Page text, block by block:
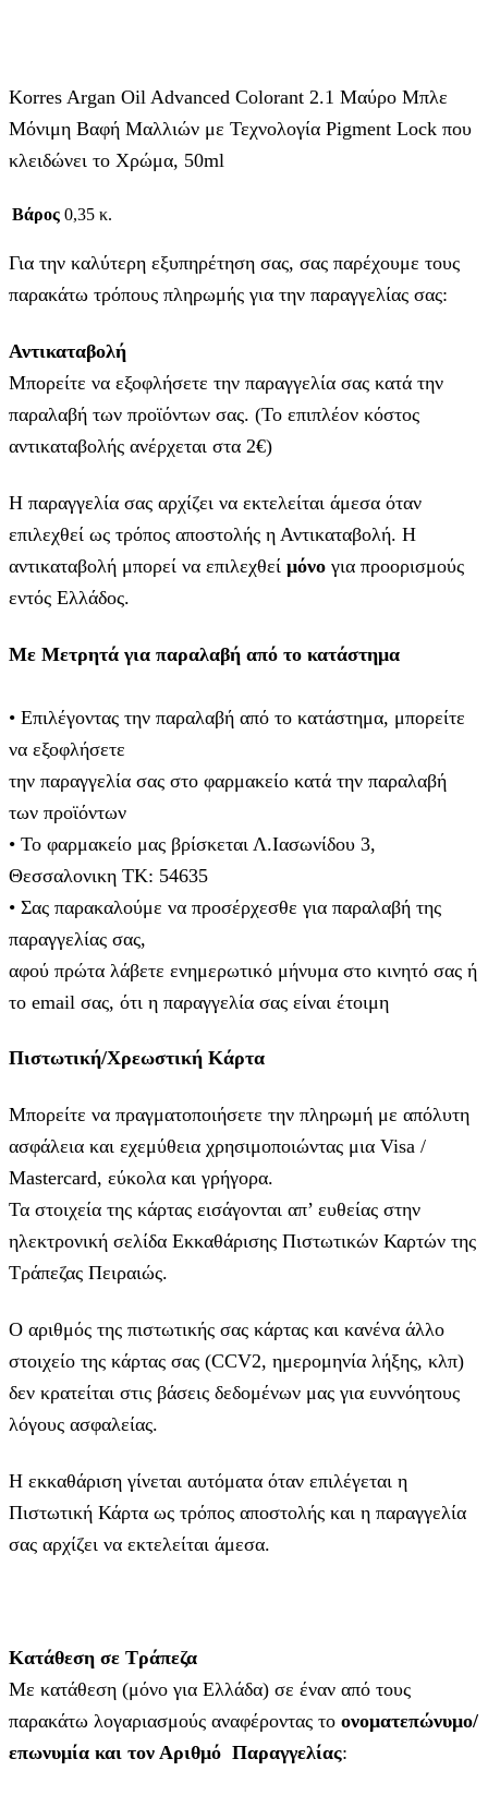
Korres Argan Oil Advanced Colorant 2.1 Μαύρο Μπλε
Μόνιμη Βαφή Μαλλιών με Τεχνολογία Pigment Lock που
κλειδώνει το Χρώμα, 50ml
Βάρος 0,35 κ.
Για την καλύτερη εξυπηρέτηση σας, σας παρέχουμε τους
παρακάτω τρόπους πληρωμής για την παραγγελίας σας:
Αντικαταβολή
Μπορείτε να εξοφλήσετε την παραγγελία σας κατά την
παραλαβή των προϊόντων σας. (Το επιπλέον κόστος
αντικαταβολής ανέρχεται στα 2€)
Η παραγγελία σας αρχίζει να εκτελείται άμεσα όταν
επιλεχθεί ως τρόπος αποστολής η Αντικαταβολή. Η
αντικαταβολή μπορεί να επιλεχθεί μόνο για προορισμούς
εντός Ελλάδος.
Με Μετρητά για παραλαβή από το κατάστημα
• Επιλέγοντας την παραλαβή από το κατάστημα, μπορείτε
να εξοφλήσετε
την παραγγελία σας στο φαρμακείο κατά την παραλαβή
των προϊόντων
• Το φαρμακείο μας βρίσκεται Λ.Ιασωνίδου 3,
Θεσσαλονικη ΤΚ: 54635
• Σας παρακαλούμε να προσέρχεσθε για παραλαβή της
παραγγελίας σας,
αφού πρώτα λάβετε ενημερωτικό μήνυμα στο κινητό σας ή
το email σας, ότι η παραγγελία σας είναι έτοιμη
Πιστωτική/Χρεωστική Κάρτα
Μπορείτε να πραγματοποιήσετε την πληρωμή με απόλυτη
ασφάλεια και εχεμύθεια χρησιμοποιώντας μια Visa /
Mastercard, εύκολα και γρήγορα.
Τα στοιχεία της κάρτας εισάγoνται απ’ ευθείας στην
ηλεκτρονική σελίδα Εκκαθάρισης Πιστωτικών Καρτών της
Τράπεζας Πειραιώς.
Ο αριθμός της πιστωτικής σας κάρτας και κανένα άλλο
στοιχείο της κάρτας σας (CCV2, ημερομηνία λήξης, κλπ)
δεν κρατείται στις βάσεις δεδομένων μας για ευννόητους
λόγους ασφαλείας.
Η εκκαθάριση γίνεται αυτόματα όταν επιλέγεται η
Πιστωτική Κάρτα ως τρόπος αποστολής και η παραγγελία
σας αρχίζει να εκτελείται άμεσα.
Κατάθεση σε Τράπεζα
Με κατάθεση (μόνο για Ελλάδα) σε έναν από τους
παρακάτω λογαριασμούς αναφέροντας το ονοματεπώνυμο/
επωνυμία και τον Αριθμό Παραγγελίας: